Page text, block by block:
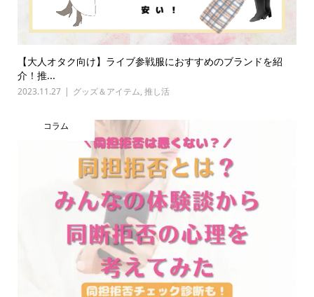
【大人オタク向け】ライブ参戦服におすすめのブランドを紹
介！推...
2023.11.27 グッズ＆アイテム, 推し活
コラム